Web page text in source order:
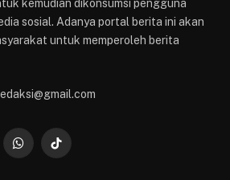
kemudian dikonsumsi pengguna
sosial. Adanya portal berita ini akan
untuk memperoleh berita
WhatsAppTikTok